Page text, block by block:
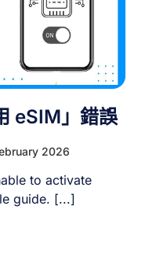
eSIM」錯誤
2026
to activate
eSIM" errors with this simple guide. [...]